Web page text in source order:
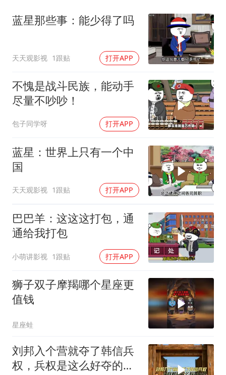
今年4位周星驰电影配角去世
号召领导带头休假 是大家不想休吗
中国五箭齐发反制美国
中国经济展现强大韧性和活力
蓝星那些事：能少得了吗
天天观影视 1跟贴 打开APP
不愧是战斗民族，能动手
尽量不吵吵！
包子同学呀 打开APP
蓝星：世界上只有一个中
国
天天观影视 1跟贴 打开APP
巴巴羊：这这这打包，通
通给我打包
小萌讲影视 1跟贴 打开APP
狮子双子摩羯哪个星座更
值钱
星座蛙
刘邦入个营就夺了韩信兵
权，兵权是这么好夺的